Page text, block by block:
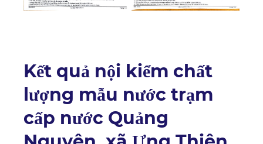
Kết quả nội kiểm chất
lượng mẫu nước trạm
cấp nước Quảng